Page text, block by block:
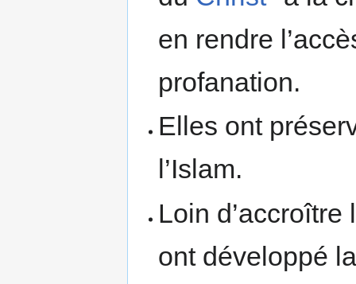
en rendre
profanation.
Elles ont
l’Islam.
Loin
ont développé